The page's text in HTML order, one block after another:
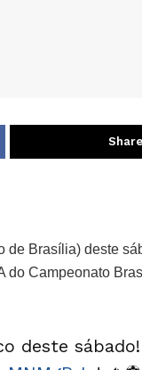
de Brasília) deste
do Campeonato
deste